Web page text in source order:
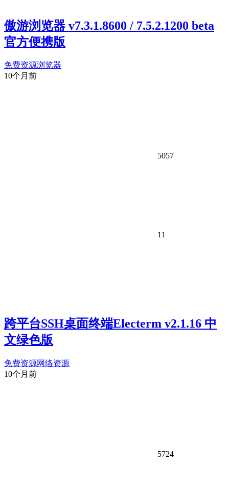
傲游浏览器 v7.3.1.8600 / 7.5.2.1200 beta
官方便携版
免费资源浏览器
10个月前
5057
11
跨平台SSH桌面终端Electerm v2.1.16 中
文绿色版
免费资源网络资源
10个月前
5724